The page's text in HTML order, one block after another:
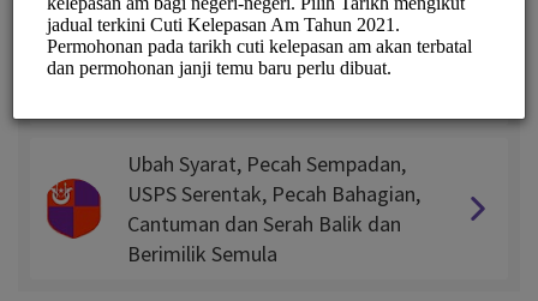
Permohonan Exco (13A, 104, 120)
KAVEAT, Geran Hilang &
Ubah Syarat, Pecah Sempadan,
USPS Serentak, Pecah Bahagian,
Cantuman dan Serah Balik dan
Berimilik Semula